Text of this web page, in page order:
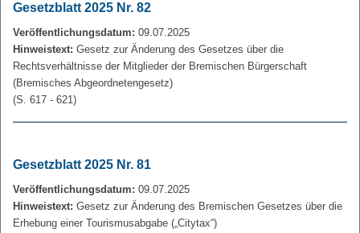
Gesetzblatt 2025 Nr. 82
Veröffentlichungsdatum: 09.07.2025
Hinweistext: Gesetz zur Änderung des Gesetzes über die
Rechtsverhältnisse der Mitglieder der Bremischen Bürgerschaft
(Bremisches Abgeordnetengesetz)
(S. 617 - 621)
Gesetzblatt 2025 Nr. 81
Veröffentlichungsdatum: 09.07.2025
Hinweistext: Gesetz zur Änderung des Bremischen Gesetzes über die
Erhebung einer Tourismusabgabe („Citytax“)